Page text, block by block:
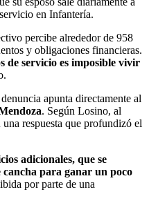
en Infantería.
percibe alrededor de 958
y obligaciones financieras.
de servicio es imposible vivir
apunta directamente al
. Según Losino, al
respuesta que profundizó el
adicionales, que se
para ganar un poco
por parte de una